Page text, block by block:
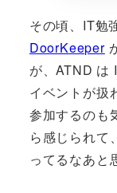
その頃、IT勉
DoorKeeper
が、ATND は
イベントが扱
参加するのも
ら感じられて
ってるなあと